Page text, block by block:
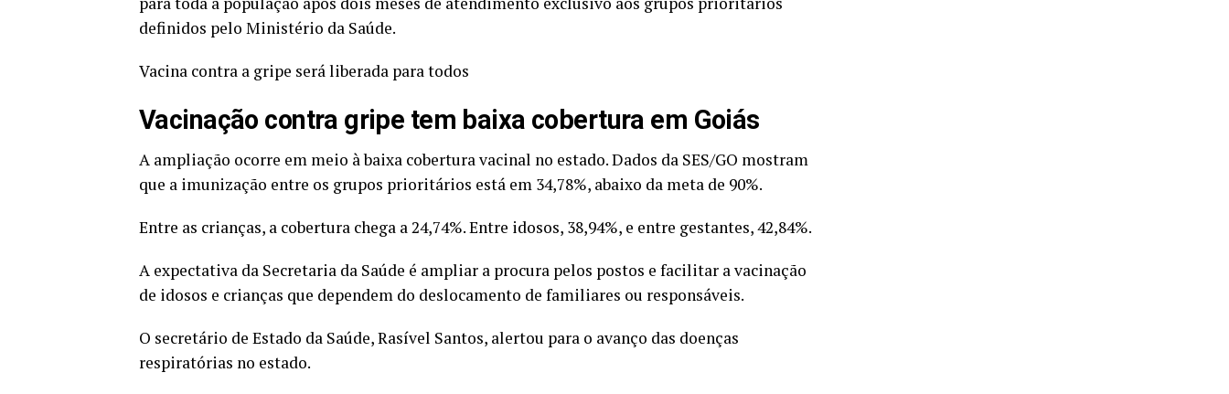
definidos pelo Ministério da Saúde.
Vacina contra a gripe será liberada para todos
Vacinação contra gripe tem baixa cobertura em Goiás
A ampliação ocorre em meio à baixa cobertura vacinal no estado. Dados da SES/GO mostram
que a imunização entre os grupos prioritários está em 34,78%, abaixo da meta de 90%.
Entre as crianças, a cobertura chega a 24,74%. Entre idosos, 38,94%, e entre gestantes, 42,84%.
A expectativa da Secretaria da Saúde é ampliar a procura pelos postos e facilitar a vacinação
de idosos e crianças que dependem do deslocamento de familiares ou responsáveis.
O secretário de Estado da Saúde, Rasível Santos, alertou para o avanço das doenças
respiratórias no estado.